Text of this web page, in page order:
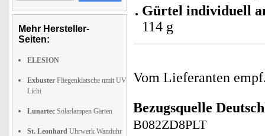
Mehr Hersteller-
Seiten:
ELESION
Exbuster Fliegenklatsche nmit UV
Licht
Lunartec Solarlampen Gärten
St. Leonhard Uhrwerk Wanduhr
Gürtel individuell
114 g
Vom Lieferanten
Bezugsquelle
B082ZD8PLT